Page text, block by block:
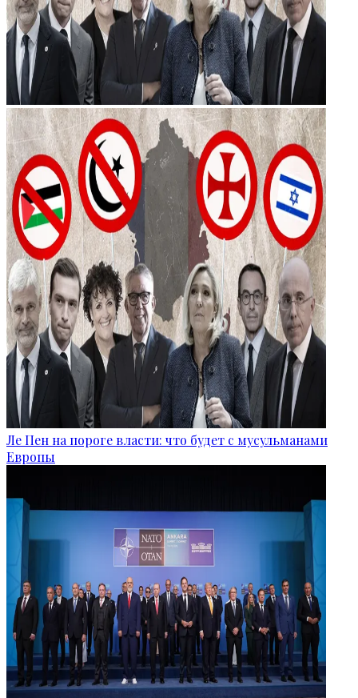
Ле Пен на пороге власти: что будет с мусульманами
Европы